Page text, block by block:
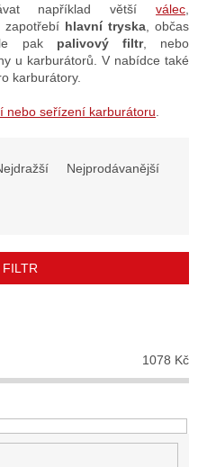
například větší
válec
zapotřebí hlavní tryska , občas
pak palivový filtr, nebo
u karburátorů. V nabídce také
karburátory.
nebo seřízení karburátoru
Nejprodávanější
1078 Kč